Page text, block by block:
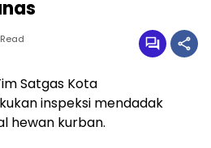
Satgas Kota
inspeksi mendadak
hewan kurban.